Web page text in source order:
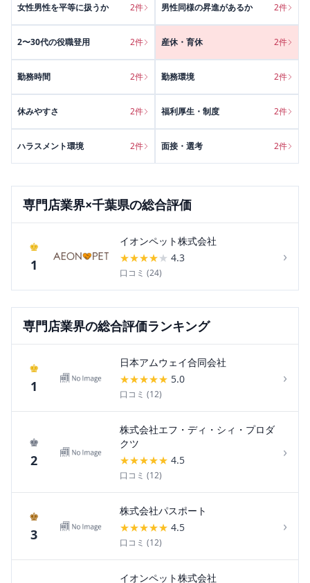
女性男性を平等に扱うか 2件 男性同様の昇進があるか 2件
2〜30代の役職登用 2件 産休・育休 2件
勤務時間 2件 勤務環境 2件
休みやすさ 2件 福利厚生・制度 2件
ハラスメント環境 2件 面接・選考 2件
専門店業界×千葉県の総合評価
♚
1
イオンペット株式会社
★★★★★ 4.3
口コミ (24)
›
専門店業界の総合評価ランキング
♚
1
日本アムウェイ合同会社
★★★★★ 5.0
口コミ (12)
›
♚
2
株式会社エフ・ディ・シィ・プロダ
クツ
★★★★★ 4.5
口コミ (12)
›
♚
3
株式会社パスポート
★★★★★ 4.5
口コミ (12)
›
イオンペット株式会社